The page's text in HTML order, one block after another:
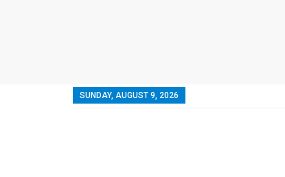
SUNDAY, AUGUST 9, 2026